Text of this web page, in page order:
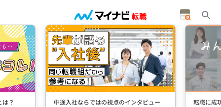
？ 中途入社ならではの視点のインタビュー 転職に成